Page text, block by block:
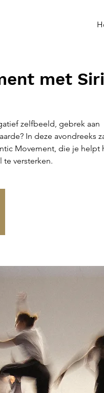
met
zelfbeeld, gebrek aan
In deze avondreeks
Movement, die je helpt
te versterken.